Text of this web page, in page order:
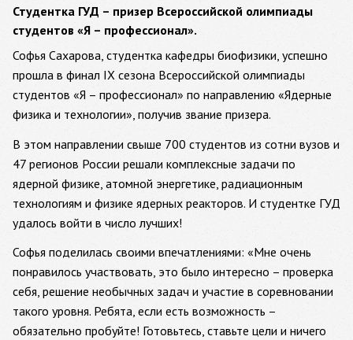
Студентка ГУД – призер Всероссийской олимпиады
студентов «Я – профессионал».
Софья Сахарова, студентка кафедры биофизики, успешно
прошла в финал IX сезона Всероссийской олимпиады
студентов «Я – профессионал» по направлению «Ядерные
физика и технологии», получив звание призера.
В этом направлении свыше 700 студентов из сотни вузов и
47 регионов России решали комплексные задачи по
ядерной физике, атомной энергетике, радиационным
технологиям и физике ядерных реакторов. И студентке ГУД
удалось войти в число лучших!
Софья поделилась своими впечатлениями: «Мне очень
понравилось участвовать, это было интересно – проверка
себя, решение необычных задач и участие в соревновании
такого уровня. Ребята, если есть возможность –
обязательно пробуйте! Готовьтесь, ставьте цели и ничего